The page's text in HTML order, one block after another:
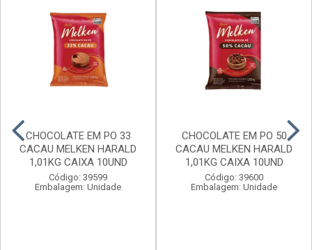
CHOCOLATE EM PO 33
CACAU MELKEN HARALD
1,01KG CAIXA 10UND
Código: 39599
Embalagem: Unidade
CHOCOLATE EM PO 50
CACAU MELKEN HARALD
1,01KG CAIXA 10UND
Código: 39600
Embalagem: Unidade